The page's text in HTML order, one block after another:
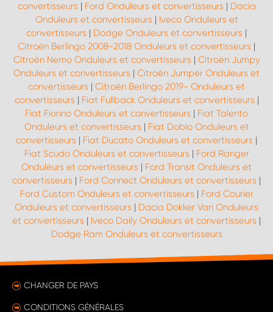
convertisseurs | Ford Onduleurs et convertisseurs | Dacia
Onduleurs et convertisseurs | Iveco Onduleurs et
convertisseurs | Dodge Onduleurs et convertisseurs |
Citroën Berlingo 2008-2018 Onduleurs et convertisseurs |
Citroën Nemo Onduleurs et convertisseurs | Citroën Jumpy
Onduleurs et convertisseurs | Citroën Jumper Onduleurs et
convertisseurs | Citroën Berlingo 2019- Onduleurs et
convertisseurs | Fiat Fullback Onduleurs et convertisseurs |
Fiat Fiorino Onduleurs et convertisseurs | Fiat Talento
Onduleurs et convertisseurs | Fiat Doblo Onduleurs et
convertisseurs | Fiat Ducato Onduleurs et convertisseurs |
Fiat Scudo Onduleurs et convertisseurs | Ford Ranger
Onduleurs et convertisseurs | Ford Transit Onduleurs et
convertisseurs | Ford Connect Onduleurs et convertisseurs |
Ford Custom Onduleurs et convertisseurs | Ford Courier
Onduleurs et convertisseurs | Dacia Dokker Van Onduleurs
et convertisseurs | Iveco Daily Onduleurs et convertisseurs |
Dodge Ram Onduleurs et convertisseurs
CHANGER DE PAYS
CONDITIONS GÉNÉRALES